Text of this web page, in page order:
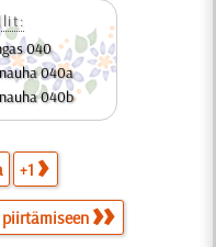
040
040a
040b
+1